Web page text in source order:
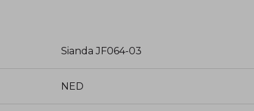
Sianda JF064-03
NED